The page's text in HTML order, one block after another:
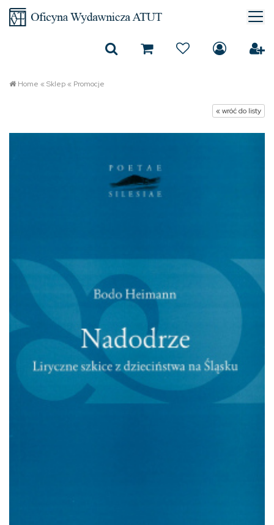
Home «Sklep« Promocje
« wróć do listy